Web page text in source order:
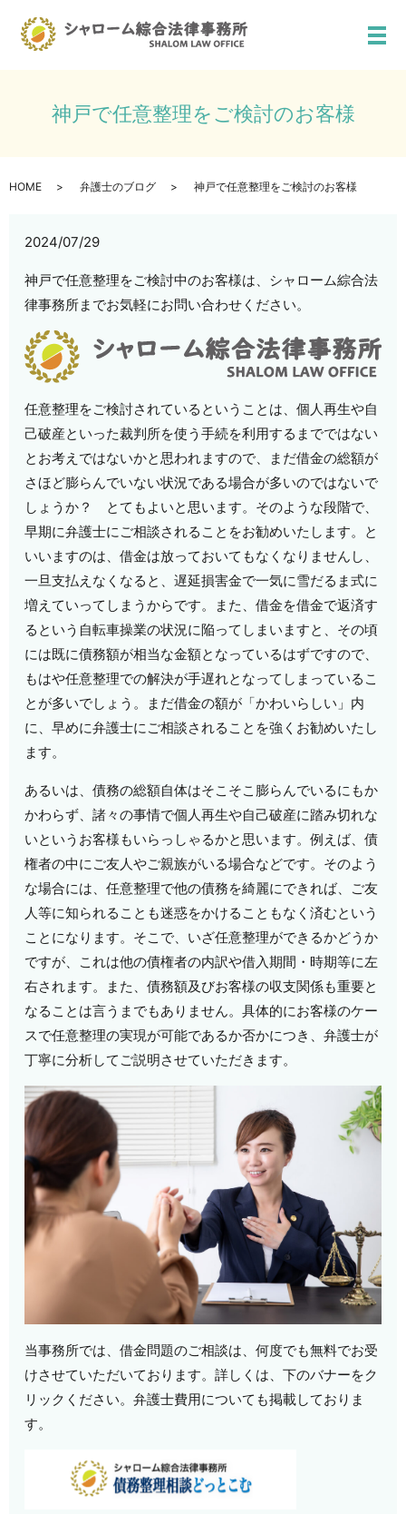
メ
神戸で任意整理をご検討のお客様
HOME 弁護士のブログ 神戸で任意整理をご検討のお客様
2024/07/29
神戸で任意整理をご検討中のお客様は、シャローム綜合法
律事務所までお気軽にお問い合わせください。
任意整理をご検討されているということは、個人再生や自
己破産といった裁判所を使う手続を利用するまでではない
とお考えではないかと思われますので、まだ借金の総額が
さほど膨らんでいない状況である場合が多いのではないで
しょうか？ とてもよいと思います。そのような段階で、
早期に弁護士にご相談されることをお勧めいたします。と
いいますのは、借金は放っておいてもなくなりませんし、
一旦支払えなくなると、遅延損害金で一気に雪だるま式に
増えていってしまうからです。また、借金を借金で返済す
るという自転車操業の状況に陥ってしまいますと、その頃
には既に債務額が相当な金額となっているはずですので、
もはや任意整理での解決が手遅れとなってしまっているこ
とが多いでしょう。まだ借金の額が「かわいらしい」内
に、早めに弁護士にご相談されることを強くお勧めいたし
ます。
あるいは、債務の総額自体はそこそこ膨らんでいるにもか
かわらず、諸々の事情で個人再生や自己破産に踏み切れな
いというお客様もいらっしゃるかと思います。例えば、債
権者の中にご友人やご親族がいる場合などです。そのよう
な場合には、任意整理で他の債務を綺麗にできれば、ご友
人等に知られることも迷惑をかけることもなく済むという
ことになります。そこで、いざ任意整理ができるかどうか
ですが、これは他の債権者の内訳や借入期間・時期等に左
右されます。また、債務額及びお客様の収支関係も重要と
なることは言うまでもありません。具体的にお客様のケー
スで任意整理の実現が可能であるか否かにつき、弁護士が
丁寧に分析してご説明させていただきます。
当事務所では、借金問題のご相談は、何度でも無料でお受
けさせていただいております。詳しくは、下のバナーをク
リックください。弁護士費用についても掲載しておりま
す。